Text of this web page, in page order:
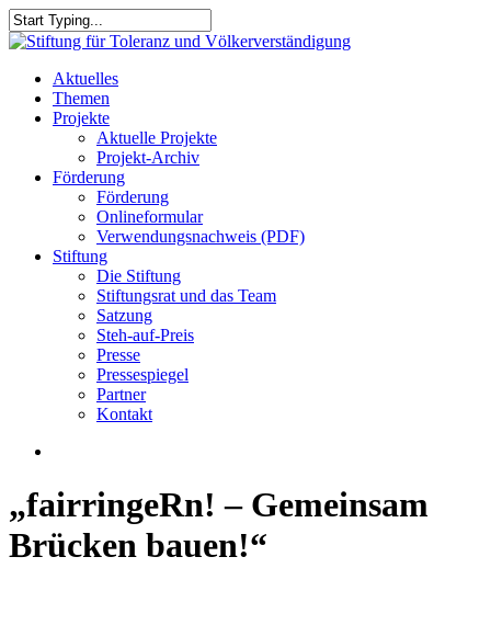
Skip
to
content
Close
search
Menu
Aktuelles
Themen
Projekte
Aktuelle Projekte
Projekt-Archiv
Förderung
Förderung
Onlineformular
Verwendungsnachweis (PDF)
Stiftung
Die Stiftung
Stiftungsrat und das Team
Satzung
Steh-auf-Preis
Presse
Pressespiegel
Partner
Kontakt
„fairringeRn! – Gemeinsam
Brücken bauen!“